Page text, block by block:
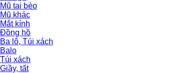
Mũ tai bèo
Mũ khác
Mắt kính
Đồng hồ
Ba lô, Túi xách
Balo
Túi xách
Giầy, tất